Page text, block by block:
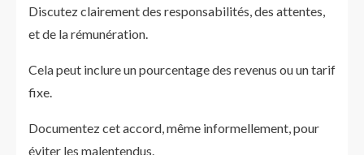
Discutez clairement des responsabilités, des attentes,
et de la rémunération.
Cela peut inclure un pourcentage des revenus ou un tarif
fixe.
Documentez cet accord, même informellement, pour
éviter les malentendus.